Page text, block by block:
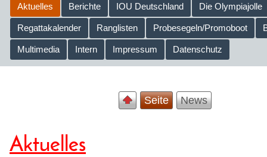
Aktuelles Berichte IOU Deutschland Die Olympiajolle
Regattakalender Ranglisten Probesegeln/Promoboot
Multimedia Intern Impressum Datenschutz
Seite News
Aktuelles